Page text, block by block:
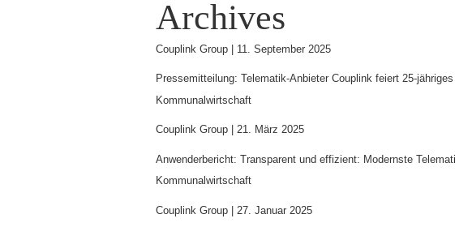
Archives
Couplink Group | 11. September 2025
Pressemitteilung: Telematik-Anbieter Couplink feiert 25-
Kommunalwirtschaft
Couplink Group | 21. März 2025
Anwenderbericht: Transparent und effizient: Modernste
Kommunalwirtschaft
Couplink Group | 27. Januar 2025